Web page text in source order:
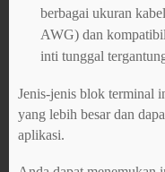
berbagai ukuran
AWG) dan
inti tunggal
Jenis-jenis blok terminal
yang lebih besar dan
aplikasi.